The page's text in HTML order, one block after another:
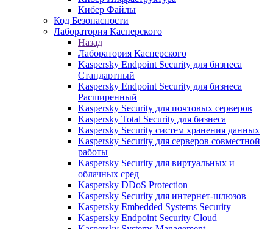
Кибер Файлы
Код Безопасности
Лаборатория Касперского
Назад
Лаборатория Касперского
Kaspersky Endpoint Security для бизнеса
Стандартный
Kaspersky Endpoint Security для бизнеса
Расширенный
Kaspersky Security для почтовых серверов
Kaspersky Total Security для бизнеса
Kaspersky Security систем хранения данных
Kaspersky Security для серверов совместной
работы
Kaspersky Security для виртуальных и
облачных сред
Kaspersky DDoS Protection
Kaspersky Security для интернет-шлюзов
Kaspersky Embedded Systems Security
Kaspersky Endpoint Security Cloud